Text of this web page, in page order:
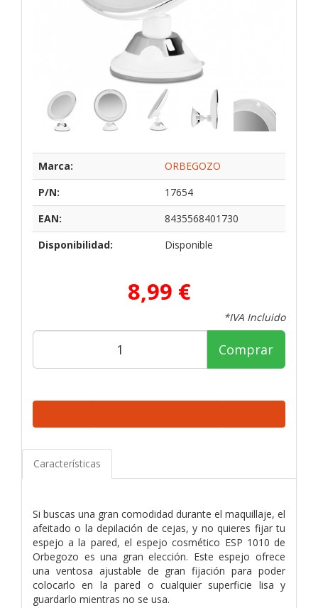
Marca:
ORBEGOZO
P/N:
17654
EAN:
8435568401730
Disponibilidad:
Disponible
8,99 €
*IVA Incluido
Comprar
Características
Si buscas una gran comodidad durante el maquillaje, el
afeitado o la depilación de cejas, y no quieres fijar tu
espejo a la pared, el espejo cosmético ESP 1010 de
Orbegozo es una gran elección. Este espejo ofrece
una ventosa ajustable de gran fijación para poder
colocarlo en la pared o cualquier superficie lisa y
guardarlo mientras no se usa.